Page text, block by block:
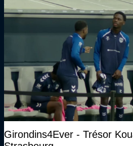
Girondins4Ever - Trésor